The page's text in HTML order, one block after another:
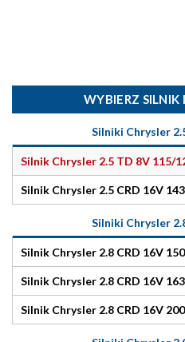
WYBIERZ SILNIK
Silniki Chrysler
Silnik Chrysler 2.5 TD 8V 115/
Silnik Chrysler 2.5 CRD 16V
Silniki Chrysler
Silnik Chrysler 2.8 CRD 16V
Silnik Chrysler 2.8 CRD 16V
Silnik Chrysler 2.8 CRD 16V